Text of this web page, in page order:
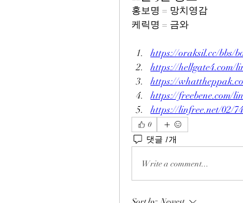
홍보명 = 망치영감
케릭명 = 금와
https://oraksil.cc/bbs/
https://hellgate4.com/
https://
https://freebene.com/
https://linfree.net/02/
0
댓글 1개
Write a comment...